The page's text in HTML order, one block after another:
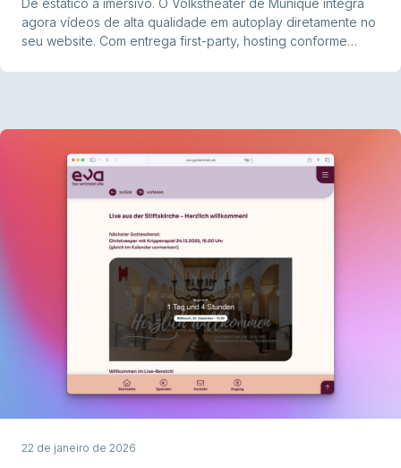
De estático a imersivo. O Volkstheater de Munique integra
agora vídeos de alta qualidade em autoplay diretamente no
seu website. Com entrega first-party, hosting conforme
22 de janeiro de 2026